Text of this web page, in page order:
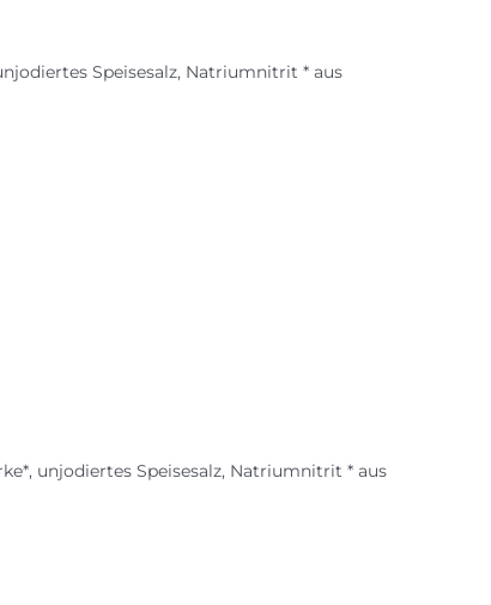
Speisesalz, Natriumnitrit * aus
unjodiertes Speisesalz, Natriumnitrit * aus